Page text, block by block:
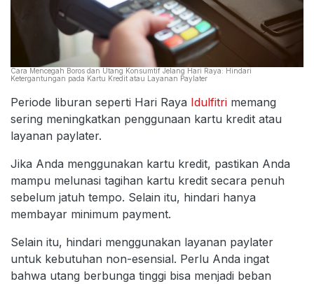
Cara Mencegah Boros dan Utang Konsumtif Jelang Hari Raya: Hindari
Ketergantungan pada Kartu Kredit atau Layanan Paylater
Periode liburan seperti Hari Raya Idulfitri memang
sering meningkatkan penggunaan kartu kredit atau
layanan paylater.
Jika Anda menggunakan kartu kredit, pastikan Anda
mampu melunasi tagihan kartu kredit secara penuh
sebelum jatuh tempo. Selain itu, hindari hanya
membayar minimum payment.
Selain itu, hindari menggunakan layanan paylater
untuk kebutuhan non-esensial. Perlu Anda ingat
bahwa utang berbunga tinggi bisa menjadi beban